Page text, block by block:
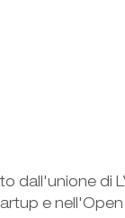
dall'unione di
e nell'Open